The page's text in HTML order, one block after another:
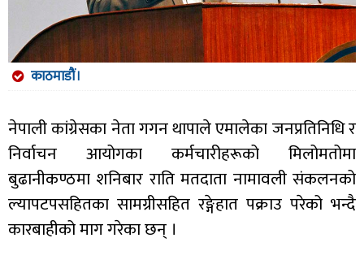
काठमाडौं।
नेपाली कांग्रेसका नेता गगन थापाले एमालेका जनप्रतिनिधि र
निर्वाचन आयोगका कर्मचारीहरूको मिलोमतोमा
बुढानीकण्ठमा शनिबार राति मतदाता नामावली संकलनको
ल्यापटपसहितका सामग्रीसहित रङ्गेहात पक्राउ परेको भन्दै
कारबाहीको माग गरेका छन् ।